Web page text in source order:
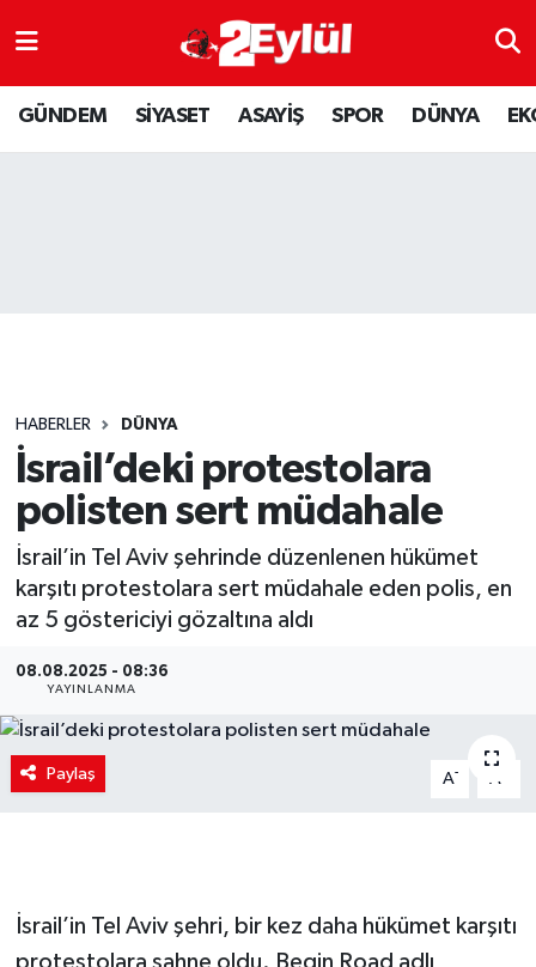
GÜNDEM SİYASET ASAYİŞ SPOR DÜNYA
HABERLER DÜNYA
İsrail’deki protestolara
polisten sert müdahale
İsrail’in Tel Aviv şehrinde düzenlenen hükümet
karşıtı protestolara sert müdahale eden polis, en
az 5 göstericiyi gözaltına aldı
08.08.2025 - 08:36
YAYINLANMA
Paylaş A- A
İsrail’in Tel Aviv şehri, bir kez daha hükümet karşıtı
protestolara sahne oldu. Begin Road adlı
ASAYİŞ
DÜNYA
SPOR
YAŞAM
Nöbetçi Eczaneler
Hava Durumu
Son Dakika Haberleri
Haber Arşivi